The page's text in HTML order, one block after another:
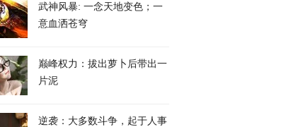
武神风暴: 一念天地变色；一
意血洒苍穹
巅峰权力：拔出萝卜后带出一
片泥
逆袭：大多数斗争，起于人事